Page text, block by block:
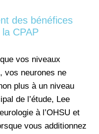
des bénéfices
CPAP
vos niveaux
vos neurones ne
plus à un niveau
de l’étude, Lee
à l’OHSU et
vous additionnez